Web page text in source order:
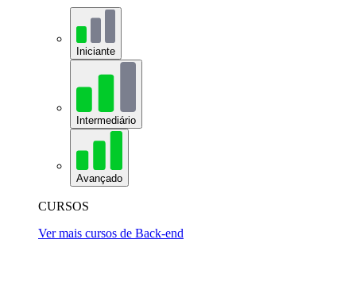
Iniciante
Intermediário
Avançado
CURSOS
Ver mais cursos de Back-end